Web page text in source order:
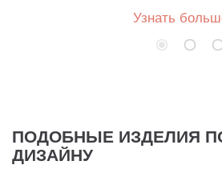
Узнать
ПОДОБНЫЕ ИЗДЕЛИЯ
ДИЗАЙНУ